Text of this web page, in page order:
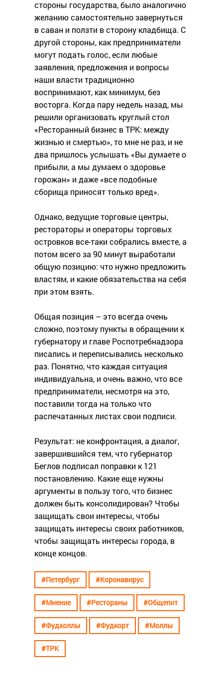
стороны государства, было аналогично
желанию самостоятельно завернуться
в саван и ползти в сторону кладбища. С
другой стороны, как предприниматели
могут подать голос, если любые
заявления, предложения и вопросы
наши власти традиционно
воспринимают, как минимум, без
восторга. Когда пару недель назад, мы
решили организовать круглый стол
«Ресторанный бизнес в ТРК: между
жизнью и смертью», то мне не раз, и не
два пришлось услышать «Вы думаете о
прибыли, а мы думаем о здоровье
горожан» и даже «все подобные
сборища приносят только вред».
Однако, ведущие торговые центры,
рестораторы и операторы торговых
островков все-таки собрались вместе, а
потом всего за 90 минут выработали
общую позицию: что нужно предложить
властям, и какие обязательства на себя
при этом взять.
Общая позиция – это всегда очень
сложно, поэтому пункты в обращении к
губернатору и главе Роспотребнадзора
писались и переписывались несколько
раз. Понятно, что каждая ситуация
индивидуальна, и очень важно, что все
предприниматели, несмотря на это,
поставили тогда на только что
распечатанных листах свои подписи.
Результат: не конфронтация, а диалог,
завершившийся тем, что губернатор
Беглов подписал поправки к 121
постановлению. Какие еще нужны
аргументы в пользу того, что бизнес
должен быть консолидирован? Чтобы
защищать свои интересы, чтобы
защищать интересы своих работников,
чтобы защищать интересы города, в
конце концов.
#Петербург #Коронавирус
#Мнение #Рестораны #Общепит
#Фудхоллы #Фудкорт #Моллы
#ТРК